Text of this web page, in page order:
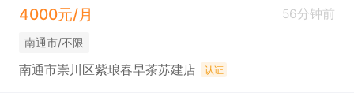
4000元/月
56分钟前
南通市/不限
南通市崇川区紫琅春早茶苏建店 认证